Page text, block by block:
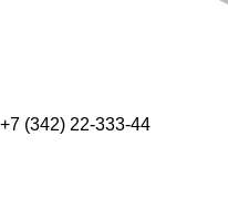
+7 (342) 22-333-44